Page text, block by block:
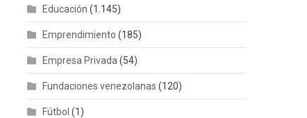
Educación (1.145)
Emprendimiento (185)
Empresa Privada (54)
Fundaciones venezolanas (120)
Fútbol (1)